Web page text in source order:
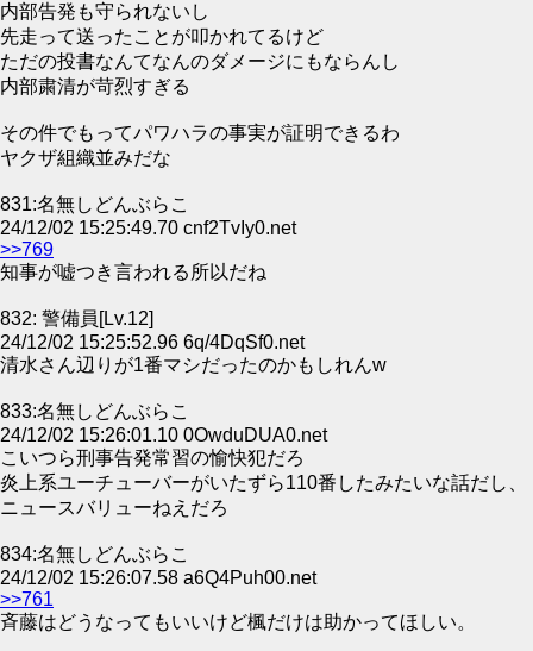
内部告発も守られないし
先走って送ったことが叩かれてるけど
ただの投書なんてなんのダメージにもならんし
内部粛清が苛烈すぎる
その件でもってパワハラの事実が証明できるわ
ヤクザ組織並みだな
831:名無しどんぶらこ
24/12/02 15:25:49.70 cnf2TvIy0.net
>>769
知事が嘘つき言われる所以だね
832: 警備員[Lv.12]
24/12/02 15:25:52.96 6q/4DqSf0.net
清水さん辺りが1番マシだったのかもしれんw
833:名無しどんぶらこ
24/12/02 15:26:01.10 0OwduDUA0.net
こいつら刑事告発常習の愉快犯だろ
炎上系ユーチューバーがいたずら110番したみたいな話だし、
ニュースバリューねえだろ
834:名無しどんぶらこ
24/12/02 15:26:07.58 a6Q4Puh00.net
>>761
斉藤はどうなってもいいけど楓だけは助かってほしい。